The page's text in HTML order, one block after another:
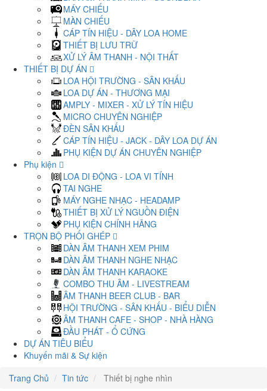
MÁY CHIẾU
MÀN CHIẾU
CÁP TÍN HIỆU - DÂY LOA HOME
THIẾT BỊ LƯU TRỮ
XỬ LÝ ÂM THANH - NỘI THẤT
THIẾT BỊ DỰ ÁN
LOA HỘI TRƯỜNG - SÂN KHẤU
LOA DỰ ÁN - THƯƠNG MẠI
AMPLY - MIXER - XỬ LÝ TÍN HIỆU
MICRO CHUYÊN NGHIỆP
ĐÈN SÂN KHẤU
CÁP TÍN HIỆU - JACK - DÂY LOA DỰ ÁN
PHỤ KIỆN DỰ ÁN CHUYÊN NGHIỆP
Phụ kiện
LOA DI ĐỘNG - LOA VI TÍNH
TAI NGHE
MÁY NGHE NHẠC - HEADAMP
THIẾT BỊ XỬ LÝ NGUỒN ĐIỆN
PHỤ KIỆN CHÍNH HÃNG
TRỌN BỘ PHỐI GHÉP
DÀN ÂM THANH XEM PHIM
DÀN ÂM THANH NGHE NHẠC
DÀN ÂM THANH KARAOKE
COMBO THU ÂM - LIVESTREAM
ÂM THANH BEER CLUB - BAR
HỘI TRƯỜNG - SÂN KHẤU - BIỂU DIỄN
ÂM THANH CAFE - SHOP - NHÀ HÀNG
ĐẦU PHÁT - Ổ CỨNG
DỰ ÁN TIÊU BIỂU
Khuyến mãi & Sự kiện
Trang Chủ
Tin tức Thiết bị nghe nhìn